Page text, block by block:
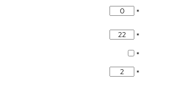
*
*
*
*